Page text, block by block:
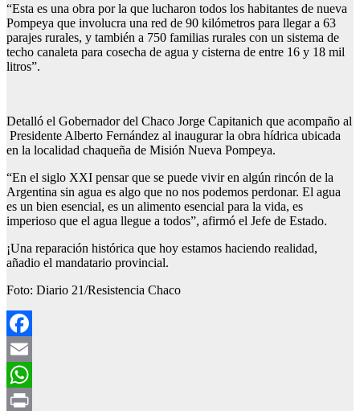
“Esta es una obra por la que lucharon todos los habitantes de nueva
Pompeya que involucra una red de 90 kilómetros para llegar a 63
parajes rurales, y también a 750 familias rurales con un sistema de
techo canaleta para cosecha de agua y cisterna de entre 16 y 18 mil
litros”.
Detalló el Gobernador del Chaco Jorge Capitanich que acompaño al
Presidente Alberto Fernández al inaugurar la obra hídrica ubicada
en la localidad chaqueña de Misión Nueva Pompeya.
“En el siglo XXI pensar que se puede vivir en algún rincón de la
Argentina sin agua es algo que no nos podemos perdonar. El agua
es un bien esencial, es un alimento esencial para la vida, es
imperioso que el agua llegue a todos”, afirmó el Jefe de Estado.
¡Una reparación histórica que hoy estamos haciendo realidad,
añadio el mandatario provincial.
Foto: Diario 21/Resistencia Chaco
Facebook
Email
WhatsApp